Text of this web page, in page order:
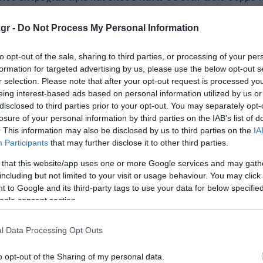
- Do Not Process My Personal Information
opt-out of the sale, sharing to third parties, or processing of your
for targeted advertising by us, please use the below opt-out
selection. Please note that after your opt-out request is processed
interest-based ads based on personal information utilized by us
to third parties prior to your opt-out. You may separately
of your personal information by third parties on the IAB’s list of
This information may also be disclosed by us to third parties on the
Participants that may further disclose it to other third parties.
that this website/app uses one or more Google services and may
but not limited to your visit or usage behaviour. You may
to Google and its third-party tags to use your data for below
consent section.
Data Processing Opt Outs
opt-out of the Sharing of my personal data.
τη μεριά της ότι ο τελευταίος έλεγχος είχε
de la Guardia Civil muestran cómo está
https://t.co/OjDT8T5DK4
στην Ανδαλουσία της Ισπανίας ανήλθε σε 39, όπως
152 άνθρωποι έχουν τραυματιστεί, εκ των οποίων
Iryo εκτροχιάστηκε και προσέκρουσε σε έναν άλλο